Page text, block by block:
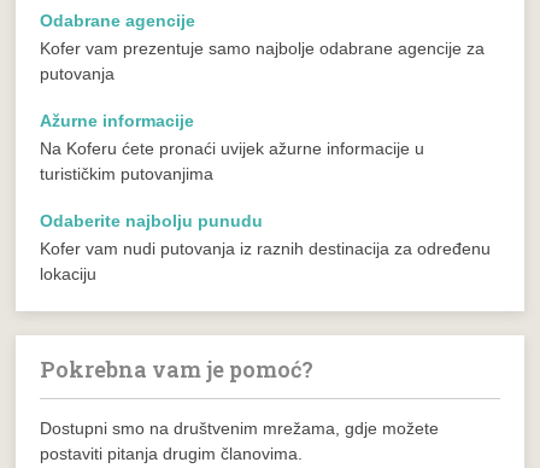
Odabrane agencije
Kofer vam prezentuje samo najbolje odabrane agencije za
putovanja
Ažurne informacije
Na Koferu ćete pronaći uvijek ažurne informacije u
turističkim putovanjima
Odaberite najbolju punudu
Kofer vam nudi putovanja iz raznih destinacija za određenu
lokaciju
Pokrebna vam je pomoć?
Dostupni smo na društvenim mrežama, gdje možete
postaviti pitanja drugim članovima.